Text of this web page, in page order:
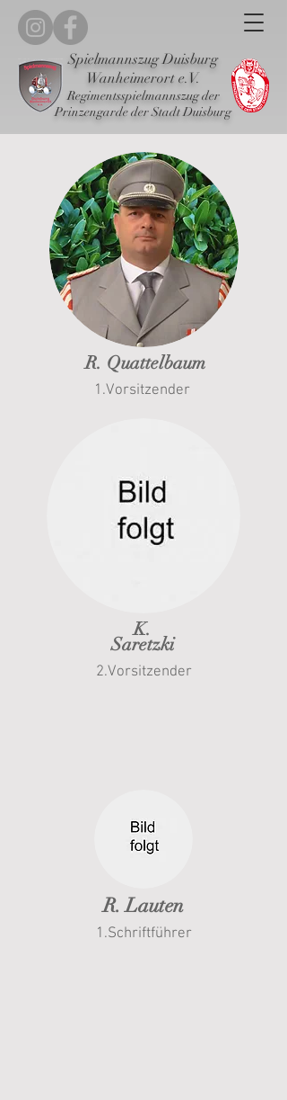
Spielmannszug Duisburg
Wanheimerort e.V.
Regimentsspielmannszug der
Prinzengarde der Stadt Duisburg
R. Quattelbaum
1.Vorsitzender
K.
Saretzki
2.Vorsitzender
R. Lauten
1.Schriftführer